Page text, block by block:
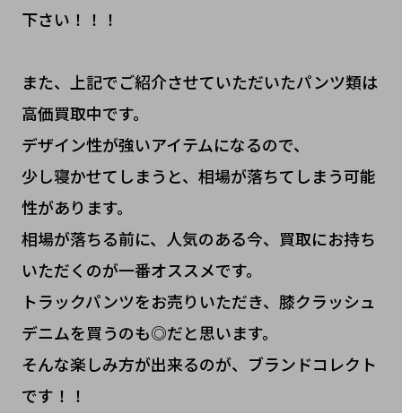
下さい！！！
また、上記でご紹介させていただいたパンツ類は
高価買取中です。
デザイン性が強いアイテムになるので、
少し寝かせてしまうと、相場が落ちてしまう可能
性があります。
相場が落ちる前に、人気のある今、買取にお持ち
いただくのが一番オススメです。
トラックパンツをお売りいただき、膝クラッシュ
デニムを買うのも◎だと思います。
そんな楽しみ方が出来るのが、ブランドコレクト
です！！